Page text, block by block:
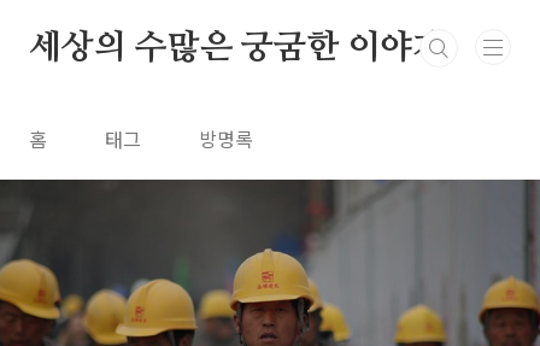
세상의 수많은 궁굼한 이야기
홈 태그 방명록